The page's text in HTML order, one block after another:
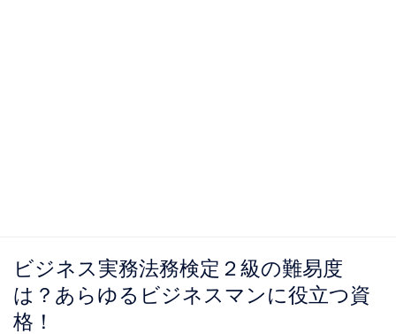
ビジネス実務法務検定２級の難易度
は？あらゆるビジネスマンに役立つ資
格！